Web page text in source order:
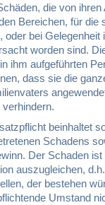
die von ihren
Bereichen, für die
oder bei Gelegenheit
worden sind.
ihm aufgeführten
dass sie die
beinhaltet
Schadens
Der Schaden
auszugleichen,
der bestehen
Umstand